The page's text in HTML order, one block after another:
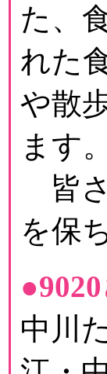
た、
れた
や散
ます。
皆
を保
中川